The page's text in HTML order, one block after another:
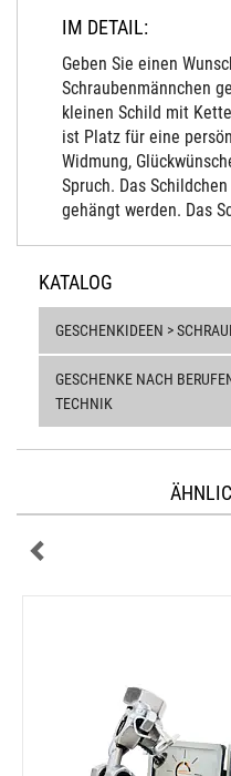
IM DETAIL:
Geben Sie einen
Schraubenmännchen
kleinen Schild mit
ist Platz für eine
Widmung,
Spruch. Das
gehängt werden. Das
KATALOG
GESCHENKIDEEN >
GESCHENKE NACH
TECHNIK